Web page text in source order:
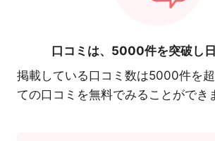
口コミは、 5000件を突破し
掲載している口コミ数は5000件を
ての口コミを無料でみることができ